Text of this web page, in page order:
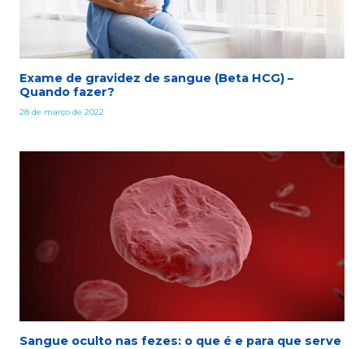
Exame de gravidez de sangue (Beta HCG) –
Quando fazer?
28 de março de 2022
Sangue oculto nas fezes: o que é e para que serve